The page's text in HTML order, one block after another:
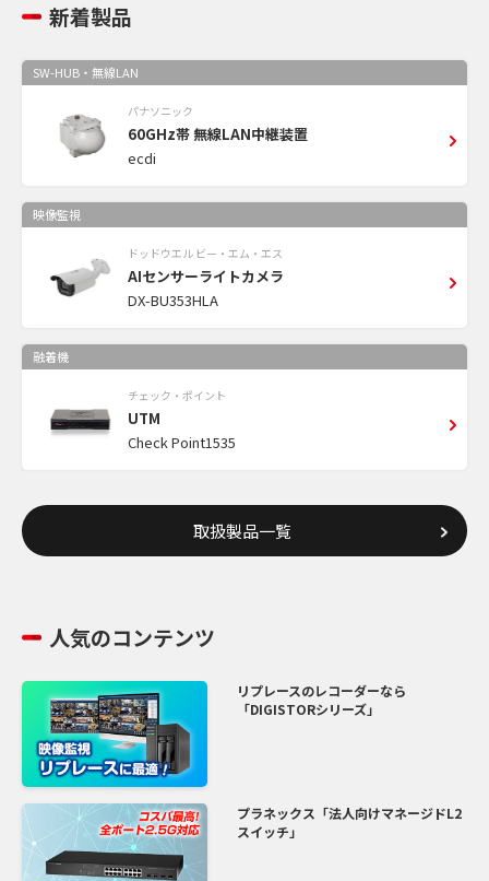
新着製品
SW-HUB・無線LAN
パナソニック
60GHz帯 無線LAN中継装置
ecdi
映像監視
ドッドウエル ビー・エム・エス
AIセンサーライトカメラ
DX-BU353HLA
融着機
チェック・ポイント
UTM
Check Point1535
取扱製品一覧
人気のコンテンツ
リプレースのレコーダーなら
「DIGISTORシリーズ」
プラネックス「法人向けマネージドL2
スイッチ」